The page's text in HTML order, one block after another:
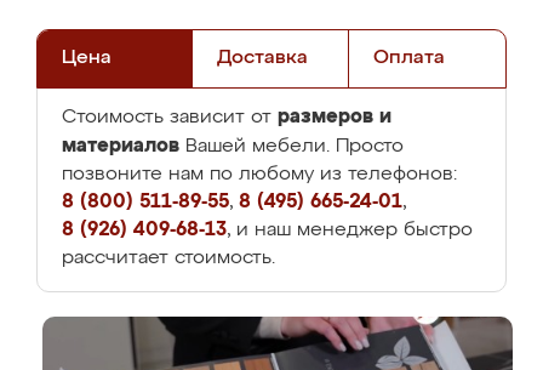
Цена Доставка Оплата
Стоимость зависит от размеров и
материалов Вашей мебели. Просто
позвоните нам по любому из телефонов:
8 (800) 511-89-55, 8 (495) 665-24-01,
8 (926) 409-68-13, и наш менеджер быстро
рассчитает стоимость.